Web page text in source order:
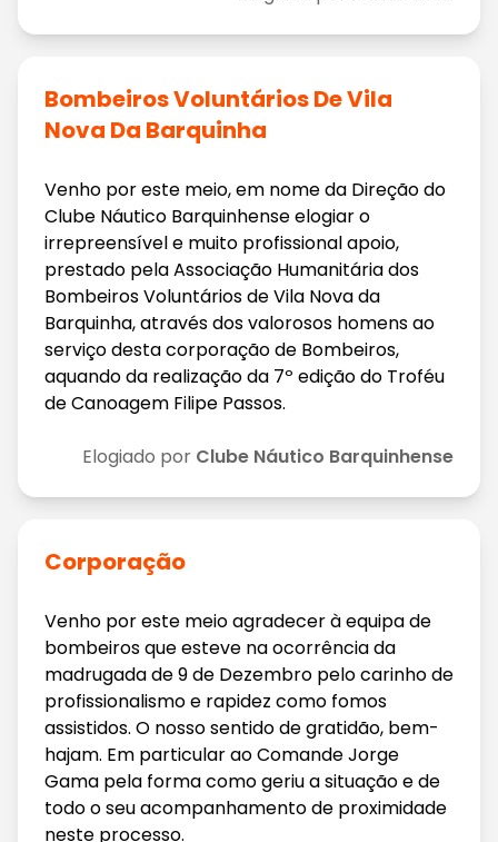
Bombeiros Voluntários De Vila
Nova Da Barquinha
Venho por este meio, em nome da Direção do
Clube Náutico Barquinhense elogiar o
irrepreensível e muito profissional apoio,
prestado pela Associação Humanitária dos
Bombeiros Voluntários de Vila Nova da
Barquinha, através dos valorosos homens ao
serviço desta corporação de Bombeiros,
aquando da realização da 7º edição do Troféu
de Canoagem Filipe Passos.
Elogiado por Clube Náutico Barquinhense
Corporação
Venho por este meio agradecer à equipa de
bombeiros que esteve na ocorrência da
madrugada de 9 de Dezembro pelo carinho de
profissionalismo e rapidez como fomos
assistidos. O nosso sentido de gratidão, bem-
hajam. Em particular ao Comande Jorge
Gama pela forma como geriu a situação e de
todo o seu acompanhamento de proximidade
neste processo.